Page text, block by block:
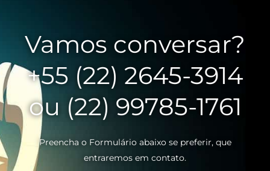
Vamos conversar?
+55 (22) 2645-3914
ou (22) 99785-1761
Preencha o Formulário abaixo se preferir, que
entraremos em contato.